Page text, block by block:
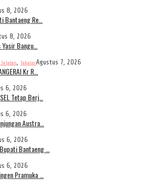
8, 2026
Bantaeng Re…
8, 2026
Bangu…
Selatan, TakalarAgustus 7, 2026
Kr R…
6, 2026
Tetap Berj…
6, 2026
Austra…
6, 2026
Bantaeng …
6, 2026
Pramuka …